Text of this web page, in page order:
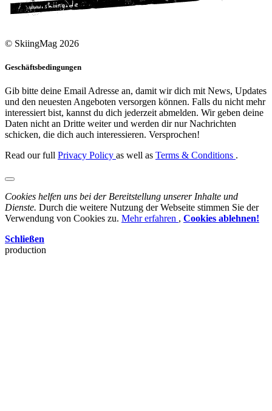
© SkiingMag 2026
Geschäftsbedingungen
Gib bitte deine Email Adresse an, damit wir dich mit News, Updates
und den neuesten Angeboten versorgen können. Falls du nicht mehr
interessiert bist, kannst du dich jederzeit abmelden. Wir geben deine
Daten nicht an Dritte weiter und werden dir nur Nachrichten
schicken, die dich auch interessieren. Versprochen!
Read our full Privacy Policy as well as Terms & Conditions .
Cookies helfen uns bei der Bereitstellung unserer Inhalte und
Dienste. Durch die weitere Nutzung der Webseite stimmen Sie der
Verwendung von Cookies zu. Mehr erfahren , Cookies ablehnen!
Schließen
production